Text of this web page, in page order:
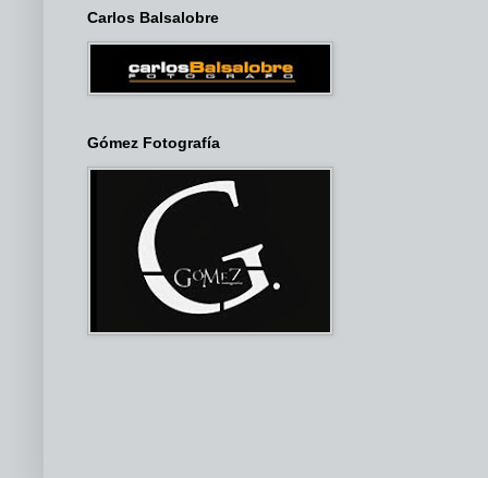
Carlos Balsalobre
Gómez Fotografía